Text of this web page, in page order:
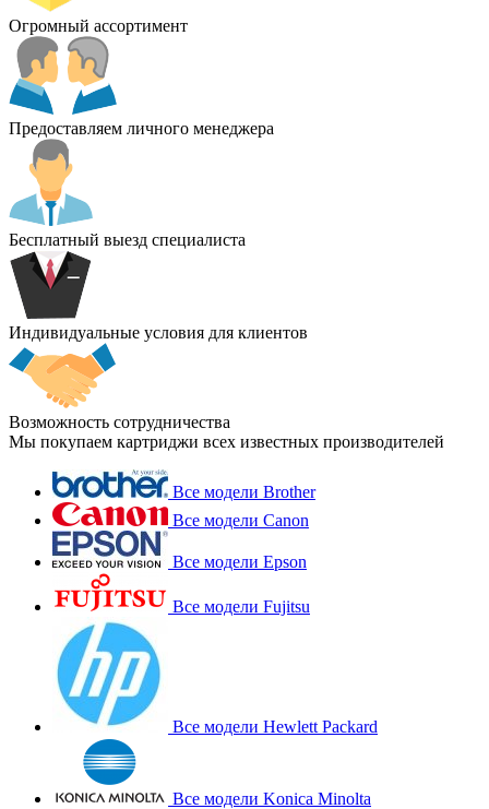
Огромный ассортимент
Предоставляем личного менеджера
Бесплатный выезд специалиста
Индивидуальные условия для клиентов
Возможность сотрудничества
Мы покупаем картриджи всех известных производителей
Все модели Brother
Все модели Canon
Все модели Epson
Все модели Fujitsu
Все модели Hewlett Packard
Все модели Konica Minolta